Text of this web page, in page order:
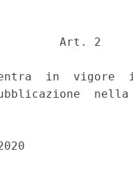
Art. 2
in  vigore